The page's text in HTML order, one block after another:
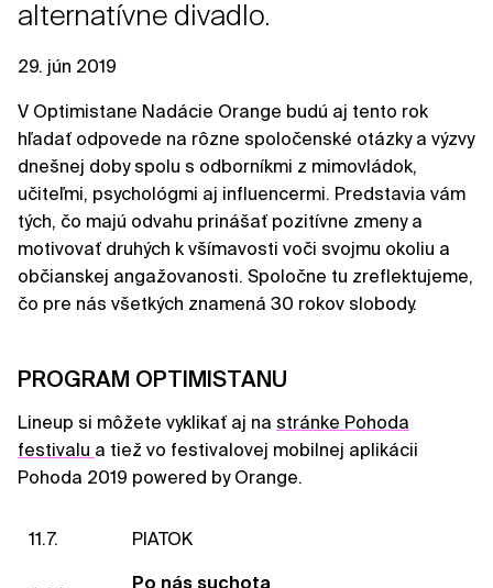
alternatívne divadlo.
29. jún 2019
V Optimistane Nadácie Orange budú aj tento rok
hľadať odpovede na rôzne spoločenské otázky a výzvy
dnešnej doby spolu s odborníkmi z mimovládok,
učiteľmi, psychológmi aj influencermi. Predstavia vám
tých, čo majú odvahu prinášať pozitívne zmeny a
motivovať druhých k všímavosti voči svojmu okoliu a
občianskej angažovanosti. Spoločne tu zreflektujeme,
čo pre nás všetkých znamená 30 rokov slobody.
PROGRAM OPTIMISTANU
Lineup si môžete vyklikať aj na stránke Pohoda
festivalu a tiež vo festivalovej mobilnej aplikácii
Pohoda 2019 powered by Orange.
11.7. PIATOK
Po nás suchota